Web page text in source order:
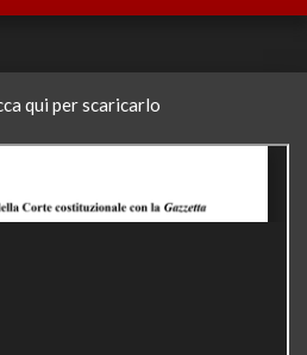
qui per scaricarlo